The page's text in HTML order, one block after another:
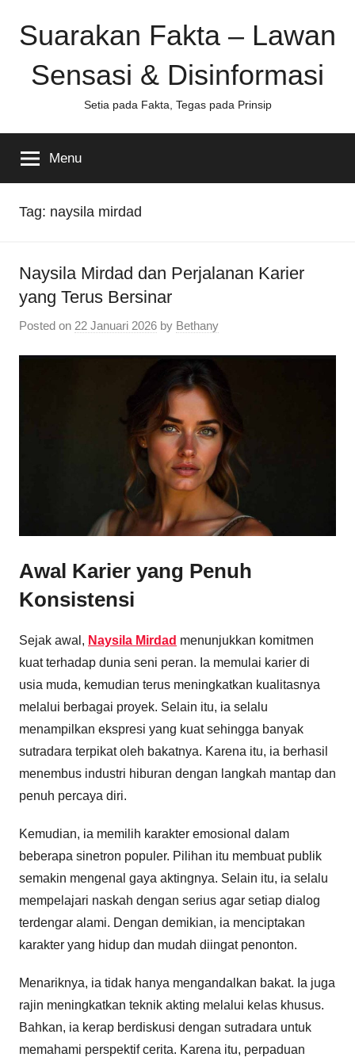
Suarakan Fakta – Lawan
Sensasi & Disinformasi
Setia pada Fakta, Tegas pada Prinsip
Menu
Tag: naysila mirdad
Naysila Mirdad dan Perjalanan Karier
yang Terus Bersinar
Posted on 22 Januari 2026 by Bethany
Awal Karier yang Penuh
Konsistensi
Sejak awal, Naysila Mirdad menunjukkan komitmen
kuat terhadap dunia seni peran. Ia memulai karier di
usia muda, kemudian terus meningkatkan kualitasnya
melalui berbagai proyek. Selain itu, ia selalu
menampilkan ekspresi yang kuat sehingga banyak
sutradara terpikat oleh bakatnya. Karena itu, ia berhasil
menembus industri hiburan dengan langkah mantap dan
penuh percaya diri.
Kemudian, ia memilih karakter emosional dalam
beberapa sinetron populer. Pilihan itu membuat publik
semakin mengenal gaya aktingnya. Selain itu, ia selalu
mempelajari naskah dengan serius agar setiap dialog
terdengar alami. Dengan demikian, ia menciptakan
karakter yang hidup dan mudah diingat penonton.
Menariknya, ia tidak hanya mengandalkan bakat. Ia juga
rajin meningkatkan teknik akting melalui kelas khusus.
Bahkan, ia kerap berdiskusi dengan sutradara untuk
memahami perspektif cerita. Karena itu, perpaduan